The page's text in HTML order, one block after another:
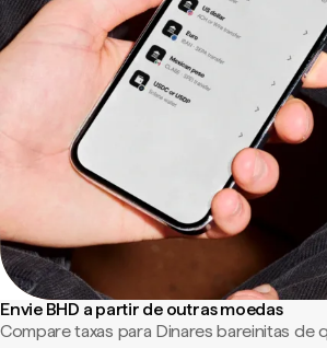
Envie BHD a partir de outras moedas
Compare taxas para Dinares bareinitas de